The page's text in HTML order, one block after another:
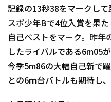
記録の13秒38をマークし
スポ少年Bで4位入賞を果
自己ベストをマーク。昨年
したライバルである6m05
今季5m86の大幅自己新で
との6ｍ台バトルも期待し